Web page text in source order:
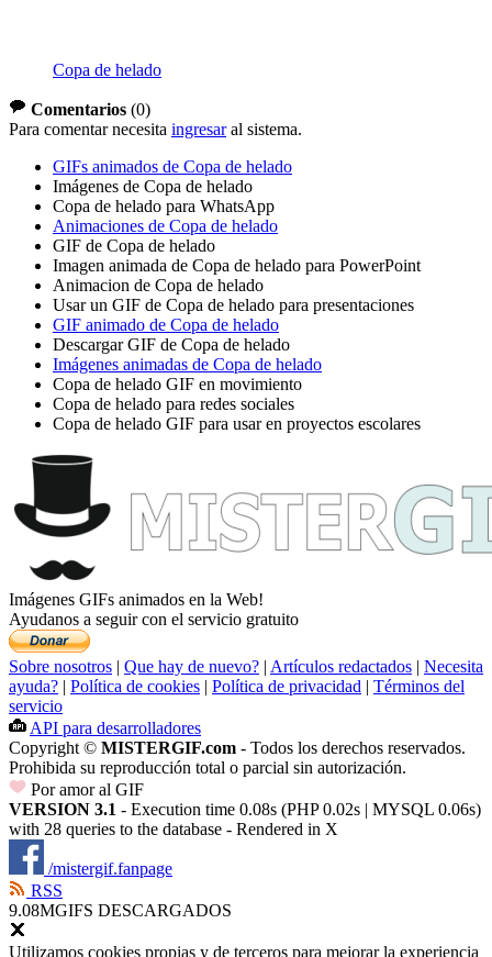
Copa de helado
Comentarios (0)
Para comentar necesita ingresaral sistema.
GIFs animados de Copa de helado
Imágenes de Copa de helado
Copa de helado para WhatsApp
Animaciones de Copa de helado
GIF de Copa de helado
Imagen animada de Copa de helado para PowerPoint
Animacion de Copa de helado
Usar un GIF de Copa de helado para presentaciones
GIF animado de Copa de helado
Descargar GIF de Copa de helado
Imágenes animadas de Copa de helado
Copa de helado GIF en movimiento
Copa de helado para redes sociales
Copa de helado GIF para usar en proyectos escolares
Imágenes GIFs animados en la Web!
Ayudanos a seguir con el servicio gratuito
Sobre nosotros | Que hay de nuevo? | Artículos redactados | Necesita
ayuda? | Política de cookies | Política de privacidad | Términos del
servicio
API para desarrolladores
Copyright © MISTERGIF.com - Todos los derechos reservados.
Prohibida su reproducción total o parcial sin autorización.
Por amor al GIF
VERSION 3.1 - Execution time 0.08s (PHP 0.02s | MYSQL 0.06s)
with 28 queries to the database - Rendered in X
/mistergif.fanpage
RSS
9.08MGIFS DESCARGADOS
Utilizamos cookies propias y de terceros para mejorar la experiencia